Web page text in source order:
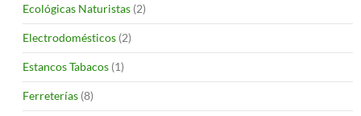
Ecológicas Naturistas (2)
Electrodomésticos (2)
Estancos Tabacos (1)
Ferreterías (8)